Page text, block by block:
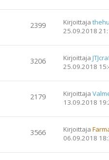
2399 Kirjoittaja
25.09.2018
3206 Kirjoittaja
25.09.2018
2179 Kirjoittaja
13.09.2018
3566 Kirjoittaja
06.09.2018